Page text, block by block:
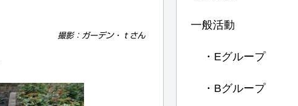
撮影：ガーデン・ｔさん
一般活動
・Eグループ
・Bグループ